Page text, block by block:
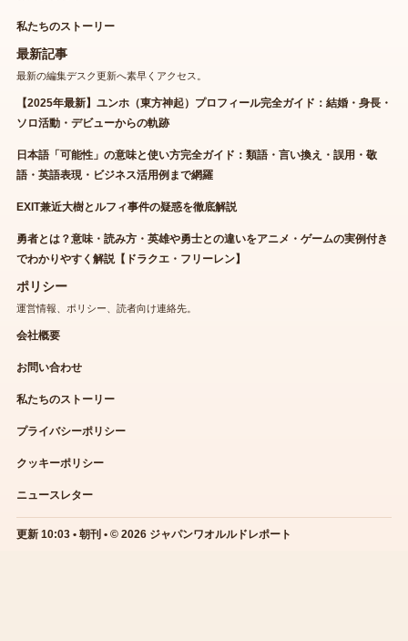
私たちのストーリー
最新記事
最新の編集デスク更新へ素早くアクセス。
【2025年最新】ユンホ（東方神起）プロフィール完全ガイド：結婚・身長・
ソロ活動・デビューからの軌跡
日本語「可能性」の意味と使い方完全ガイド：類語・言い換え・誤用・敬
語・英語表現・ビジネス活用例まで網羅
EXIT兼近大樹とルフィ事件の疑惑を徹底解説
勇者とは？意味・読み方・英雄や勇士との違いをアニメ・ゲームの実例付き
でわかりやすく解説【ドラクエ・フリーレン】
ポリシー
運営情報、ポリシー、読者向け連絡先。
会社概要
お問い合わせ
私たちのストーリー
プライバシーポリシー
クッキーポリシー
ニュースレター
更新 10:03 • 朝刊 • © 2026 ジャパンワオルルドレポート